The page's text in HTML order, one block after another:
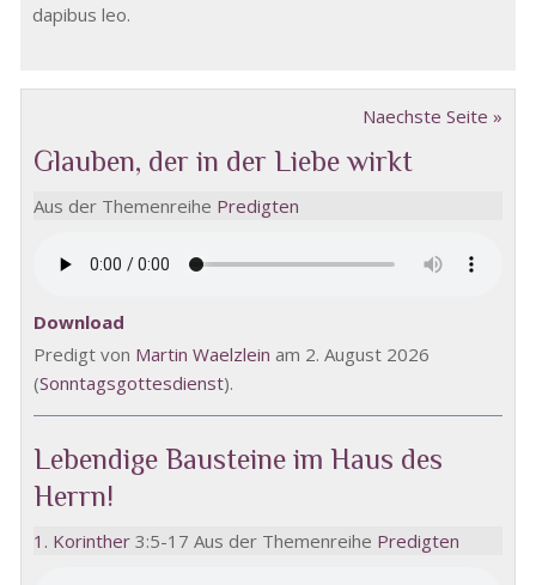
dapibus leo.
Naechste Seite »
Glauben, der in der Liebe wirkt
Aus der Themenreihe Predigten
Download
Predigt von Martin Waelzlein am 2. August 2026
(Sonntagsgottesdienst).
Lebendige Bausteine im Haus des
Herrn!
1. Korinther 3:5-17 Aus der Themenreihe Predigten